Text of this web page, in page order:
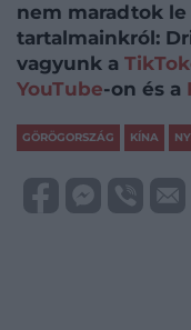
nem maradtok
tartalmainkról:
vagyunk a
YouTube-on és a
GÖRÖGORSZÁG KÍNA